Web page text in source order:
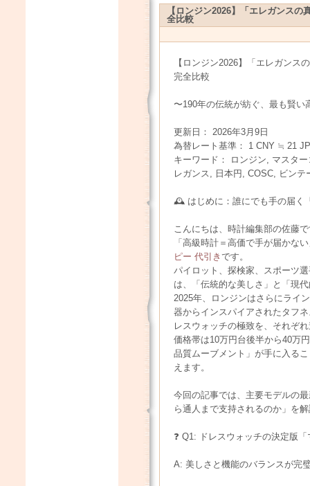
【ロンジン2026】「エレガンス
全比較
【ロンジン2026】「エレガンス
完全比較
〜190年の伝統が紡ぐ、最も賢い
更新日： 2026年3月9日
為替レート基準： 1 CNY ≒ 21
キーワード： ロンジン, マスタ
レガンス, 日本円, COSC, ビン
🕰️ はじめに：誰にでも手の届く
こんにちは、時計編集部の佐藤
「高級時計＝高価で手が届かな
ピー 代引き です。
パイロット、探検家、スポーツ
は、「伝統的な美しさ」と「現
2025年、ロンジンはさらにライ
器からインスパイアされたタフ
レスウォッチの極致を、それぞ
価格帯は10万円台後半から40万
品質ムーブメント」が手に入る
えます。
今回の記事では、主要モデルの
ら通人まで支持されるのか」を
❓ Q1: ドレスウォッチの決定版
A: 美しさと機能のバランスが完